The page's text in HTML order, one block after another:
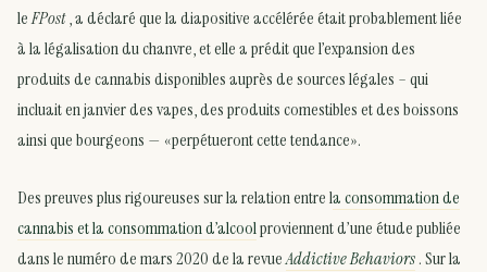
leFPost, a déclaré que la diapositive accélérée était probablement liée
à la légalisation du chanvre, et elle a prédit que l’expansion des
produits de cannabis disponibles auprès de sources légales – qui
incluait en janvier des vapes, des produits comestibles et des boissons
ainsi que bourgeons — «perpétueront cette tendance».
Des preuves plus rigoureuses sur la relation entre la consommation de
cannabis et la consommation d’alcoolproviennent d’une étude publiée
dans le numéro de mars 2020 de la revueAddictive Behaviors. Sur la